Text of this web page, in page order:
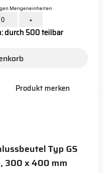
Typ GS
300 x 400 mm
Mengeneinheiten
+
durch 500 teilbar
Platzhalter
Produkt merken